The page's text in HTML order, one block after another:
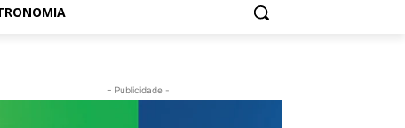
- Publicidade -